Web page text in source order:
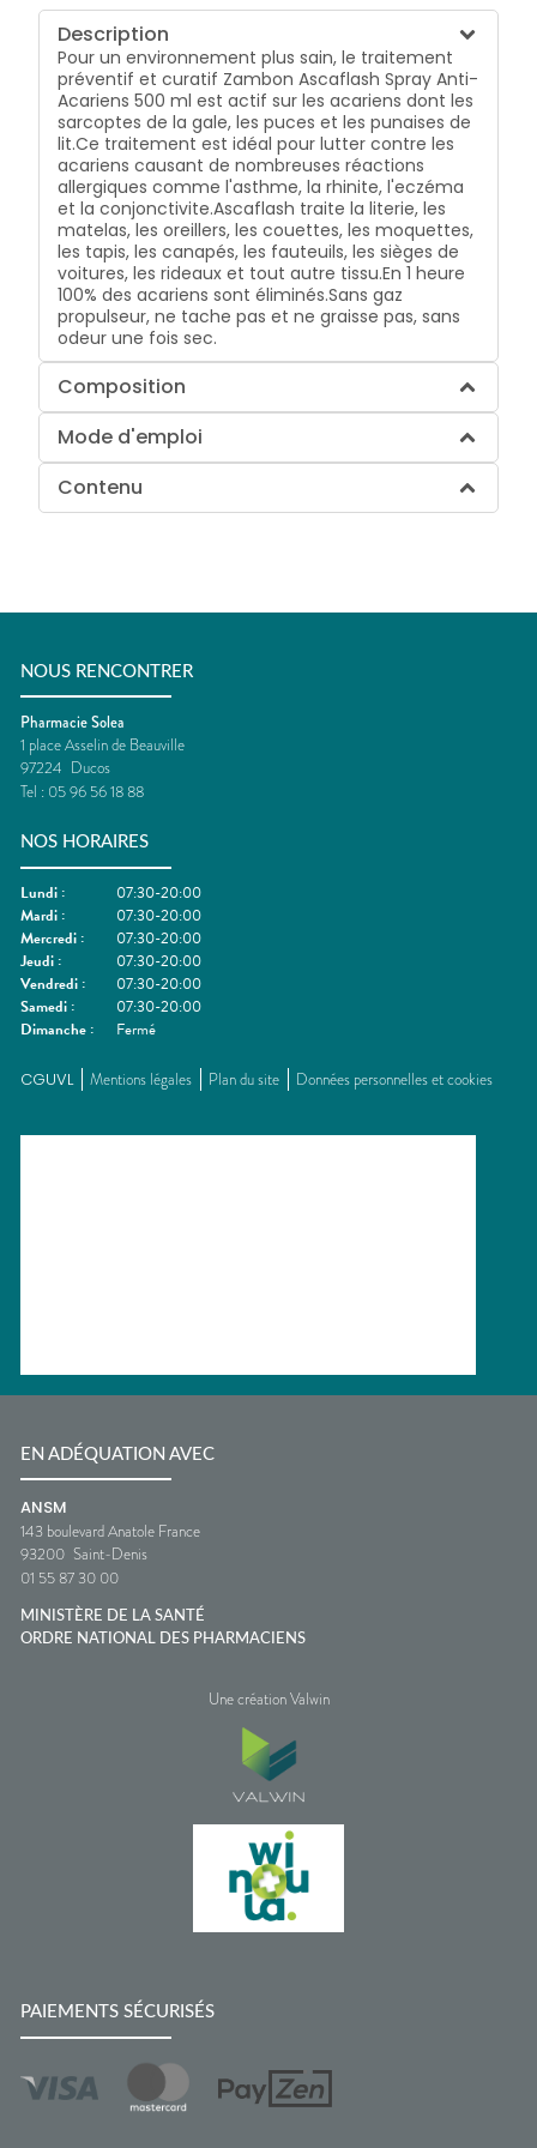
Description
Pour un environnement plus sain, le traitement
préventif et curatif Zambon Ascaflash Spray Anti-
Acariens 500 ml est actif sur les acariens dont les
sarcoptes de la gale, les puces et les punaises de
lit.Ce traitement est idéal pour lutter contre les
acariens causant de nombreuses réactions
allergiques comme l'asthme, la rhinite, l'eczéma
et la conjonctivite.Ascaflash traite la literie, les
matelas, les oreillers, les couettes, les moquettes,
les tapis, les canapés, les fauteuils, les sièges de
voitures, les rideaux et tout autre tissu.En 1 heure
100% des acariens sont éliminés.Sans gaz
propulseur, ne tache pas et ne graisse pas, sans
odeur une fois sec.
Composition
Mode d'emploi
Contenu
NOUS RENCONTRER
Pharmacie Solea
1 place Asselin de Beauville
97224 Ducos
Tel : 05 96 56 18 88
NOS HORAIRES
Lundi :
07:30-20:00
Mardi :
07:30-20:00
Mercredi :
07:30-20:00
Jeudi :
07:30-20:00
Vendredi :
07:30-20:00
Samedi :
07:30-20:00
Dimanche : Fermé
CGUVL Mentions légales Plan du site Données personnelles et cookies
EN ADÉQUATION AVEC
ANSM
143 boulevard Anatole France
93200 Saint-Denis
01 55 87 30 00
MINISTÈRE DE LA SANTÉ
ORDRE NATIONAL DES PHARMACIENS
Une création Valwin
PAIEMENTS SÉCURISÉS